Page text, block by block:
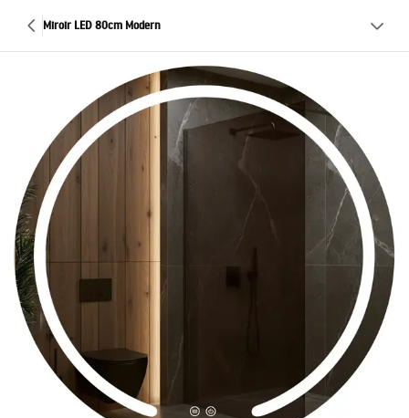
Miroir LED 80cm Modern